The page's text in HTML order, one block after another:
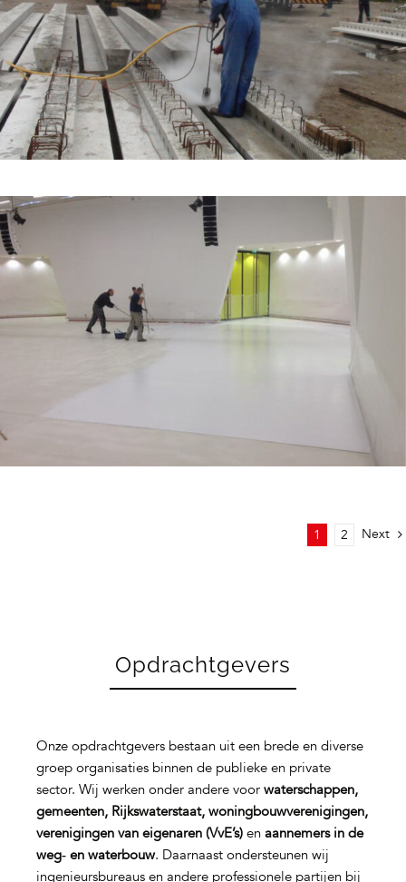
1 2 Next
Opdrachtgevers
Onze opdrachtgevers bestaan uit een brede en diverse
groep organisaties binnen de publieke en private
sector. Wij werken onder andere voor waterschappen,
gemeenten, Rijkswaterstaat, woningbouwverenigingen,
verenigingen van eigenaren (VvE’s)en aannemers in de
weg‑ en waterbouw. Daarnaast ondersteunen wij
ingenieursbureaus en andere professionele partijen bij